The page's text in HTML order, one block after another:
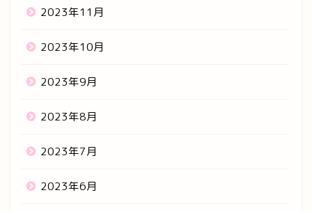
2023年11月
2023年10月
2023年9月
2023年8月
2023年7月
2023年6月